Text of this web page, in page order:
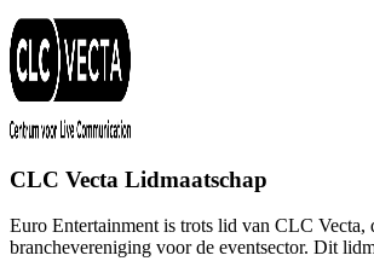
CLC Vecta Lidmaatschap
Euro Entertainment is trots lid van CLC Vecta,
branchevereniging voor de eventsector. Dit